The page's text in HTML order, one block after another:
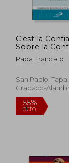
40%
C'est la
Sobre la
el Amor
Papa Francisco
San Pablo, Tapa
Grapado-